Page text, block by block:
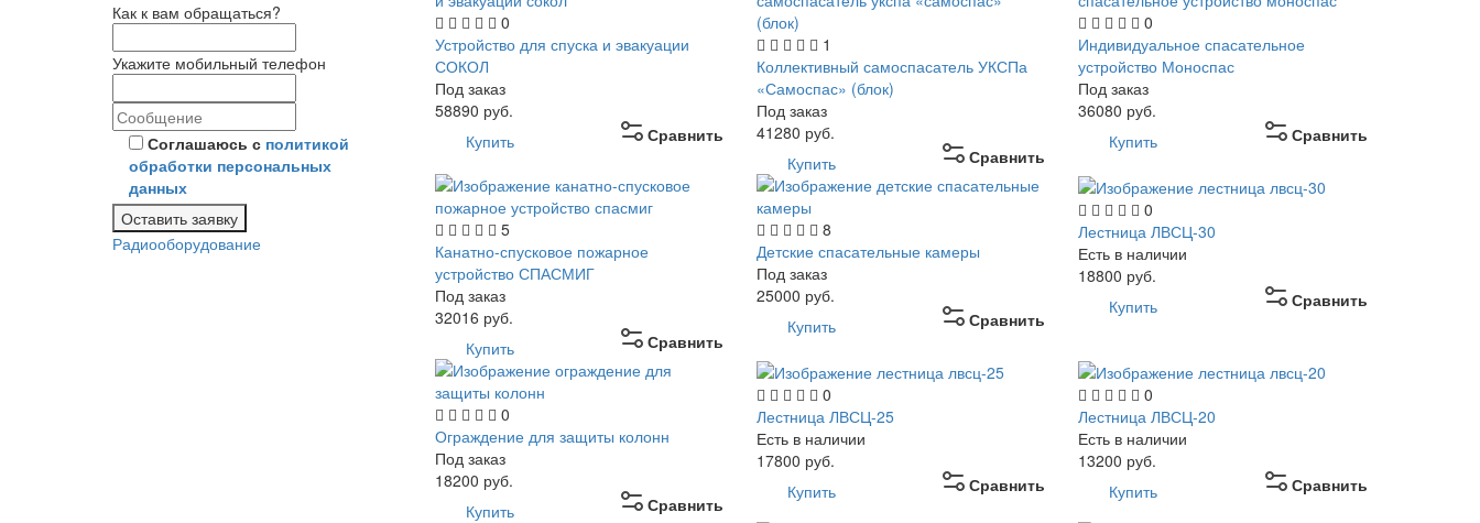
Как к вам обращаться?
Укажите мобильный телефон
Соглашаюсь с политикой
обработки персональных
данных
Оставить заявку
Радиооборудование
0
Устройство для спуска и эвакуации
СОКОЛ
Под заказ
58890 руб.
Сравнить
Купить
1
Коллективный самоспасатель УКСПа
«Самоспас» (блок)
Под заказ
41280 руб.
Сравнить
Купить
0
Индивидуальное спасательное
устройство Моноспас
Под заказ
36080 руб.
Сравнить
Купить
5
Канатно-спусковое пожарное
устройство СПАСМИГ
Под заказ
32016 руб.
Сравнить
Купить
8
Детские спасательные камеры
Под заказ
25000 руб.
Сравнить
Купить
0
Лестница ЛВСЦ-30
Есть в наличии
18800 руб.
Сравнить
Купить
0
Ограждение для защиты колонн
Под заказ
18200 руб.
Сравнить
Купить
0
Лестница ЛВСЦ-25
Есть в наличии
17800 руб.
Сравнить
Купить
0
Лестница ЛВСЦ-20
Есть в наличии
13200 руб.
Сравнить
Купить